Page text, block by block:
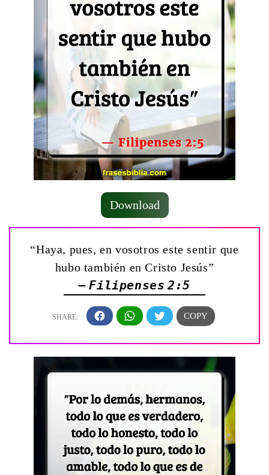
Download
“Haya, pues, en vosotros este sentir que
hubo también en Cristo Jesús”
— Filipenses 2:5